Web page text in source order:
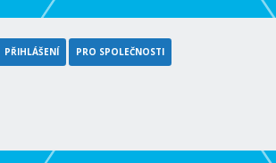
PŘIHLÁŠENÍ PRO SPOLEČNOSTI